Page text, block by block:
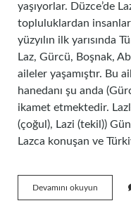
yaşıyorlar. Düzce’de
topluluklardan
yüzyılın ilk yarısında
Laz, Gürcü, Boşnak,
aileler yaşamıştır. Bu
hanedanı şu anda
ikamet etmektedir.
(çoğul), Lazi (tekil))
Lazca konuşan ve
Devamını okuyun
Laz